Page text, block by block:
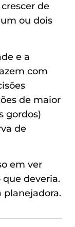
de
ou dois
e a
com
de maior
gordos)
de
em ver
deveria.
planejadora.